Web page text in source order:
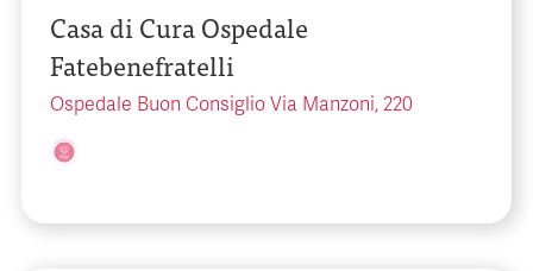
Casa di Cura Ospedale
Fatebenefratelli
Ospedale Buon Consiglio Via Manzoni, 220